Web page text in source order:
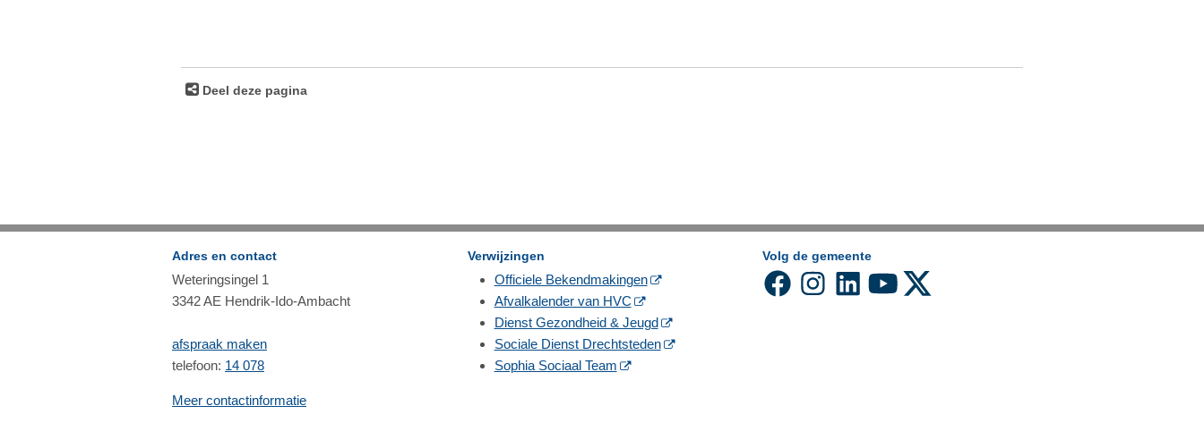
Deel deze pagina
Adres en contact
Weteringsingel 1
3342 AE Hendrik-Ido-Ambacht
afspraak maken
telefoon: 14 078
Meer contactinformatie
Verwijzingen
Officiele Bekendmakingen
Afvalkalender van HVC
Dienst Gezondheid & Jeugd
Sociale Dienst Drechtsteden
Sophia Sociaal Team
Volg de gemeente